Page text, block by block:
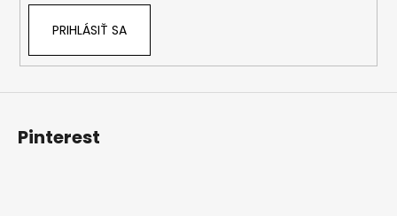
PRIHLÁSIŤ SA
Pinterest